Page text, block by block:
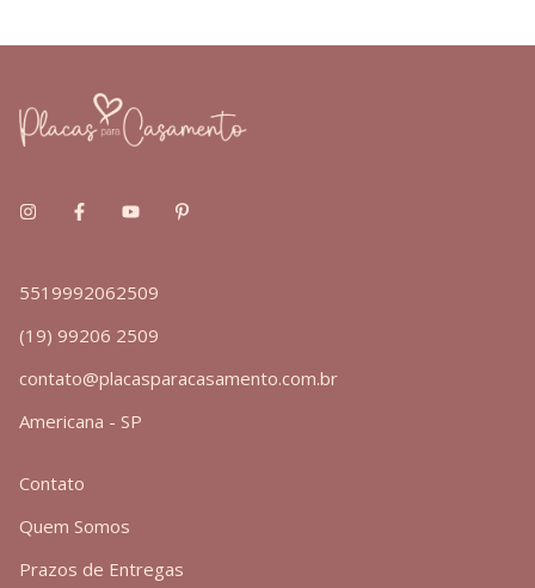
5519992062509
(19) 99206 2509
contato@placasparacasamento.com.br
Americana - SP
Contato
Quem Somos
Prazos de Entregas